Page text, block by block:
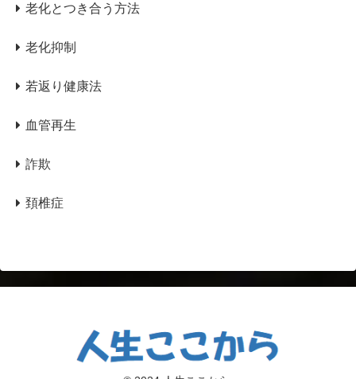
老化とつき合う方法
老化抑制
若返り健康法
血管再生
詐欺
頚椎症